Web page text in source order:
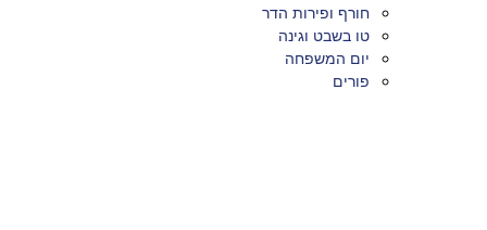
חורף ופירות הדר
טו בשבט וגינה
יום המשפחה
פורים